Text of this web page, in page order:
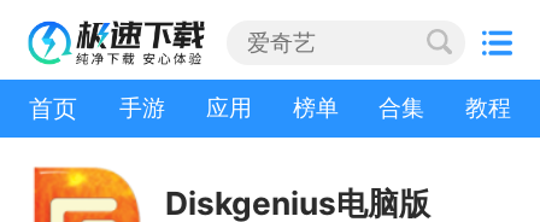
首页 手游 应用 榜单 合集 教程
Diskgenius电脑版